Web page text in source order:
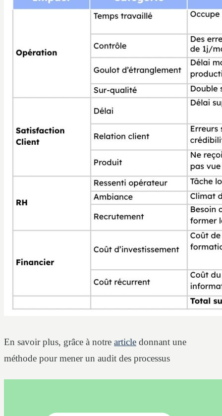
En savoir plus, grâce à notre article donnant une
méthode pour mener un audit des processus